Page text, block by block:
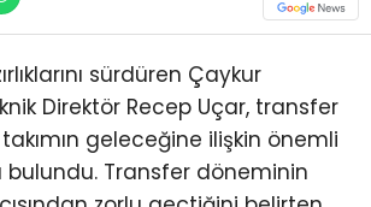
sürdüren Çaykur
Direktör Recep Uçar, transfer
geleceğine ilişkin önemli
bulundu. Transfer döneminin